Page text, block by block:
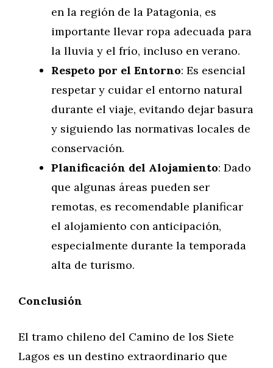
en la región de la Patagonia, es
importante llevar ropa adecuada para
la lluvia y el frío, incluso en verano.
Respeto por el Entorno: Es esencial
respetar y cuidar el entorno natural
durante el viaje, evitando dejar basura
y siguiendo las normativas locales de
conservación.
Planificación del Alojamiento: Dado
que algunas áreas pueden ser
remotas, es recomendable planificar
el alojamiento con anticipación,
especialmente durante la temporada
alta de turismo.
Conclusión
El tramo chileno del Camino de los Siete
Lagos es un destino extraordinario que